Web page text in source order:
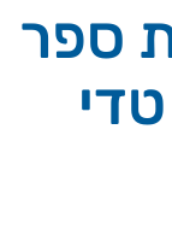
ספר